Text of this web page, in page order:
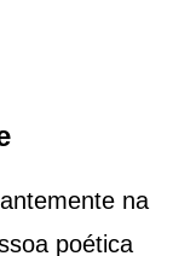
na
poética